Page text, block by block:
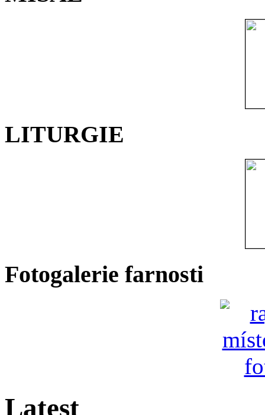
LITURGIE
Fotogalerie farnosti
Latest